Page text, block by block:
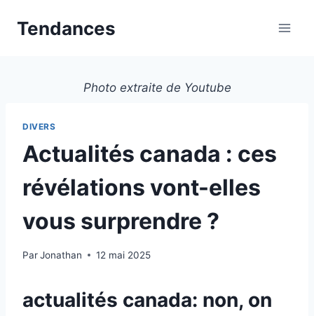
Tendances
Photo extraite de Youtube
DIVERS
Actualités canada : ces
révélations vont-elles
vous surprendre ?
ParJonathan 12 mai 2025
actualités canada: non, on